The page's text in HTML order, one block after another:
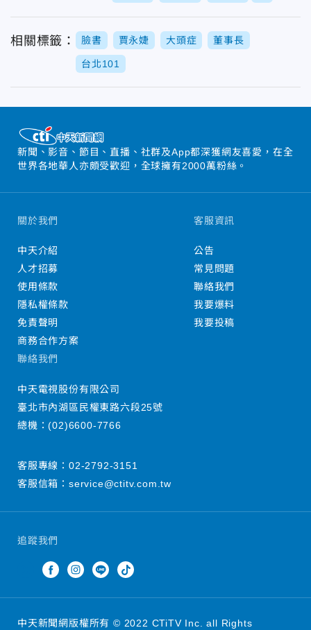
相關標籤： 臉書 賈永婕 大頭症 董事長
台北101
新聞、影音、節目、直播、社群及App都深獲網友喜愛，在全
世界各地華人亦頗受歡迎，全球擁有2000萬粉絲。
追蹤我們
關於我們
中天介紹
人才招募
使用條款
隱私權條款
免責聲明
商務合作方案
客服資訊
公告
常見問題
聯絡我們
我要爆料
我要投稿
聯絡我們
中天電視股份有限公司
臺北市內湖區民權東路六段25號
總機：(02)6600-7766
客服專線： 02-2792-3151
客服信箱： service@ctitv.com.tw
中天新聞網版權所有 © 2022 CTiTV Inc. all Rights